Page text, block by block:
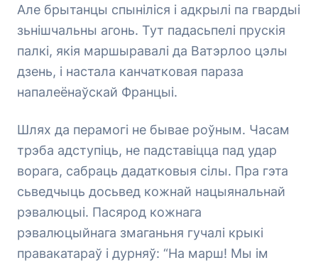
Але брытанцы спыніліся і адкрылі па гвардыі
зьнішчальны агонь. Тут падасьпелі прускія
палкі, якія маршыравалі да Ватэрлоо цэлы
дзень, і настала канчатковая параза
напалеёнаўскай Францыі.
Шлях да перамогі не бывае роўным. Часам
трэба адступіць, не падставіцца пад удар
ворага, сабраць дадатковыя сілы. Пра гэта
сьведчыць досьвед кожнай нацыянальнай
рэвалюцыі. Пасярод кожнага
рэвалюцыйнага змаганьня гучалі крыкі
правакатараў і дурняў: “На марш! Мы ім